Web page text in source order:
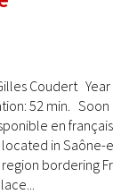
Coudert
52 min.
en
located in Saône-
bordering